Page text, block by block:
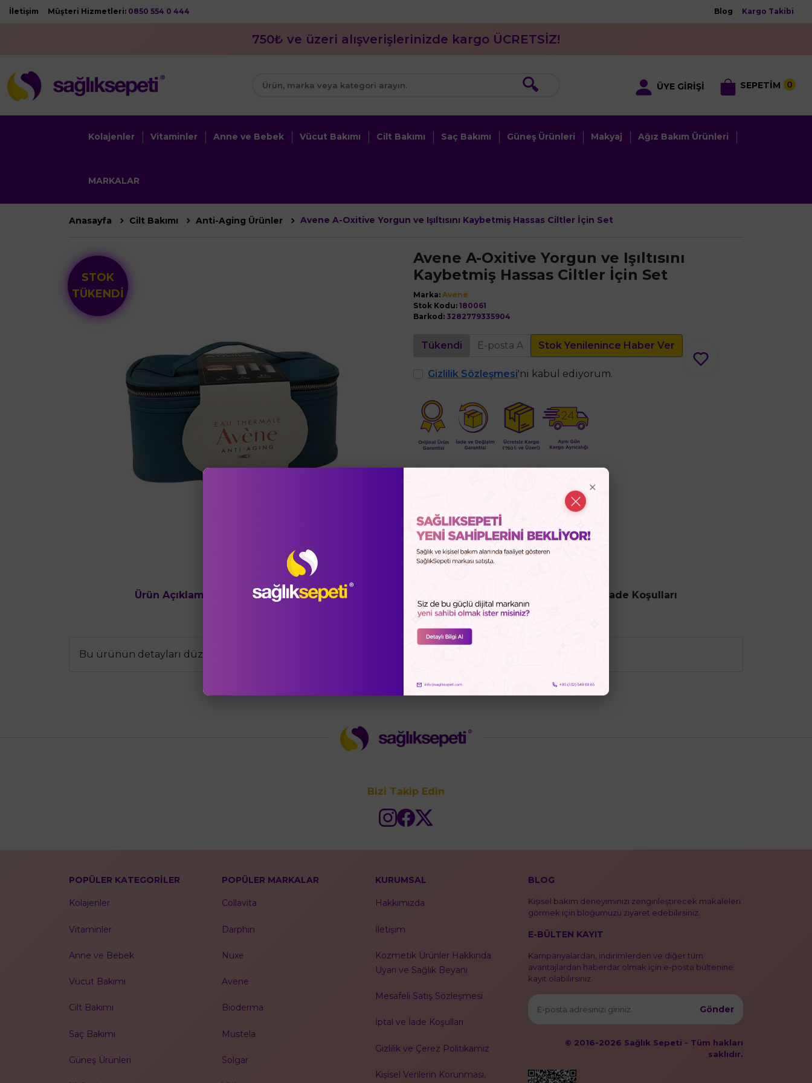
İletişim Müşteri Hizmetleri: 0850 554 0 444 Blog Kargo Takibi
750₺ ve üzeri alışverişlerinizde kargo ÜCRETSİZ!
🔍 ÜYE GİRİŞİ SEPETİM 0
Kolajenler Vitaminler Anne ve Bebek Vücut Bakımı Cilt Bakımı Saç Bakımı Güneş Ürünleri Makyaj Ağız Bakım Ürünleri
MARKALAR
Anasayfa Cilt Bakımı Anti-Aging Ürünler Avene A-Oxitive Yorgun ve Işıltısını Kaybetmiş Hassas Ciltler İçin Set
STOK
TÜKENDİ
Avene A-Oxitive Yorgun ve Işıltısını
Kaybetmiş Hassas Ciltler İçin Set
Marka: Avene
Stok Kodu: 180061
Barkod: 3282779335904
Tükendi Stok Yenilenince Haber Ver
Gizlilik Sözleşmesi'ni kabul ediyorum.
Ürün Açıklaması Ürün Değerlendirmeleri (0) İptal ve İade Koşulları
Bu ürünün detayları düzenlenme aşamasındadır.
Bizi Takip Edin
POPÜLER KATEGORİLER
Kolajenler
Vitaminler
Anne ve Bebek
Vücut Bakımı
Cilt Bakımı
Saç Bakımı
Güneş Ürünleri
POPÜLER MARKALAR
Collavita
Darphin
Nuxe
Avene
Bioderma
Mustela
Solgar
KURUMSAL
Hakkımızda
İletişim
Kozmetik Ürünler Hakkında
Uyarı ve Sağlık Beyanı
Mesafeli Satış Sözleşmesi
İptal ve İade Koşulları
Gizlilik ve Çerez Politikamız
Kişisel Verilerin Korunması,
BLOG
Kişisel bakım deneyiminizi zenginleştirecek makaleleri
görmek için bloğumuzu ziyaret edebilirsiniz.
E-BÜLTEN KAYIT
Kampanyalardan, indirimlerden ve diğer tüm
avantajlardan haberdar olmak için e-posta bültenine
kayıt olabilirsiniz.
Gönder
© 2016-2026 Sağlık Sepeti - Tüm hakları
saklıdır.